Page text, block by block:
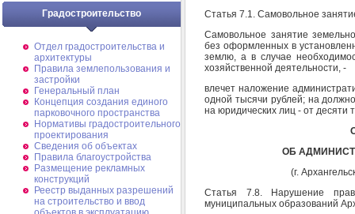
Градостроительство
Отдел градостроительства и
архитектуры
Правила землепользования и
застройки
Генеральный план
Концепция создания единого
парковочного пространства
Нормативы градостроительного
проектирования
Сведения об объектах
Правила благоустройства
Размещение рекламных
конструкций
Реестр выданных разрешений
на строительство и ввод
Статья 7.1. Самовольное
Самовольное занятие
без оформленных в
землю, а в случае
хозяйственной деятельности, -
влечет наложение
одной тысячи рублей; на
на юридических лиц - от десяти
ОБ
(г.
Статья 7.8. Нарушение
муниципальных образований